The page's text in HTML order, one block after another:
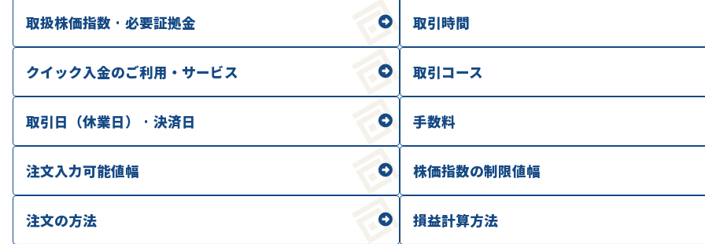
取扱株価指数 · 必要証拠金 取引時間
クイック入金のご利用・サービス 取引コース
取引日（休業日） · 決済日 手数料
注文入力可能値幅 株価指数の制限値幅
注文の方法 損益計算方法